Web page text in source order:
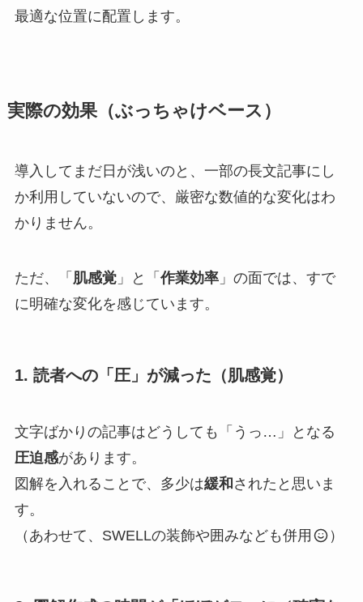
最適な位置に配置します。
実際の効果（ぶっちゃけベース）
導入してまだ日が浅いのと、一部の長文記事にし
か利用していないので、厳密な数値的な変化はわ
かりません。
ただ、「 肌感覚」と「 作業効率」の面では、すで
に明確な変化を感じています。
1. 読者への「圧」が減った（肌感覚）
文字ばかりの記事はどうしても「うっ…」となる
圧迫感があります。
図解を入れることで、多少は緩和されたと思いま
す。
（あわせて、SWELLの装飾や囲みなども併用
）